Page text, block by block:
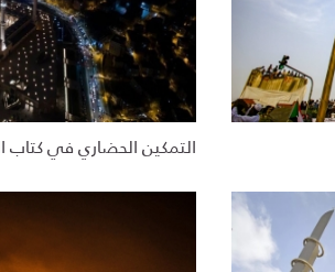
التمكين الحضاري في كتاب